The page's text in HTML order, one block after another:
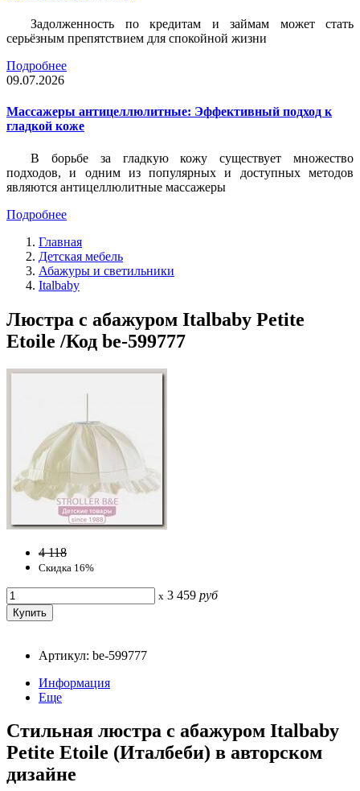
Задолженность по кредитам и займам может стать
серьёзным препятствием для спокойной жизни
Подробнее
09.07.2026
Массажеры антицеллюлитные: Эффективный подход к
гладкой коже
В борьбе за гладкую кожу существует множество
подходов, и одним из популярных и доступных методов
являются антицеллюлитные массажеры
Подробнее
Главная
Детская мебель
Абажуры и светильники
Italbaby
Люстра с абажуром Italbaby Petite
Etoile /Код be-599777
4 118
Скидка 16%
x 3 459 руб
Артикул: be-599777
Информация
Еще
Стильная люстра с абажуром Italbaby
Petite Etoile (Италбеби) в авторском
дизайне